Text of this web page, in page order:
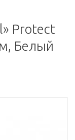
Protect
Белый